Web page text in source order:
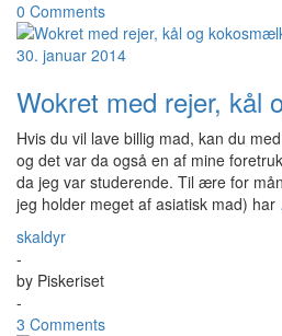
0 Comments
30. januar 2014
Wokret med rejer, kål
Hvis du vil lave billig mad, kan du
og det var da også en af mine
da jeg var studerende. Til ære for
jeg holder meget af asiatisk mad) har
skaldyr
-
by Piskeriset
-
3 Comments